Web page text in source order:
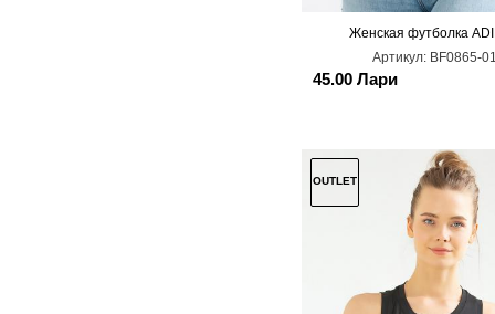
M
Женская футболка
Артикул: BF0865-01
45.00 Лари
OUTLET